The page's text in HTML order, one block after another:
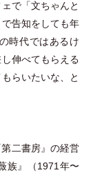
で「文ちゃんと
告知をしても年
時代ではあるけ
伸べてもらえる
らいたいな、と
二書房』の経営
族』
（1971年〜